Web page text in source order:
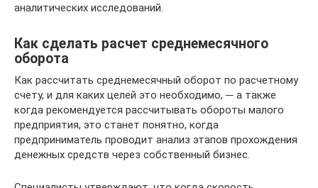
аналитических исследований.
Как сделать расчет среднемесячного
оборота
Как рассчитать среднемесячный оборот по расчетному
счету, и для каких целей это необходимо, ─ а также
когда рекомендуется рассчитывать обороты малого
предприятия, это станет понятно, когда
предприниматель проводит анализ этапов прохождения
денежных средств через собственный бизнес.